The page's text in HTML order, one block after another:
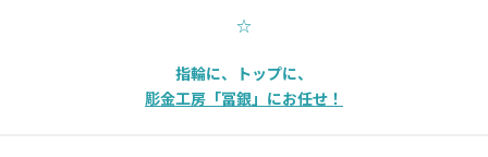
☆
指輪に、トップに、
彫金工房「冨銀」にお任せ！